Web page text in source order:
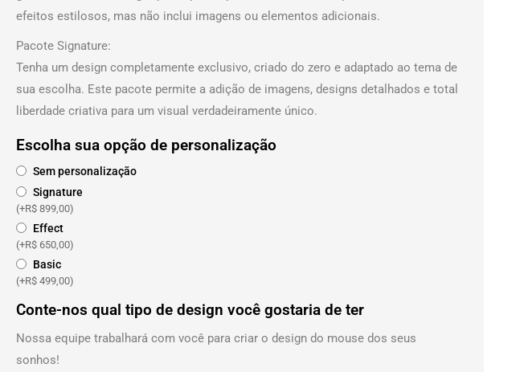
efeitos estilosos, mas não inclui imagens ou elementos adicionais.
Pacote Signature:
Tenha um design completamente exclusivo, criado do zero e adaptado ao tema de
sua escolha. Este pacote permite a adição de imagens, designs detalhados e total
liberdade criativa para um visual verdadeiramente único.
Escolha sua opção de personalização
Sem personalização
Signature
(+R$ 899,00)
Effect
(+R$ 650,00)
Basic
(+R$ 499,00)
Conte-nos qual tipo de design você gostaria de ter
Nossa equipe trabalhará com você para criar o design do mouse dos seus
sonhos!